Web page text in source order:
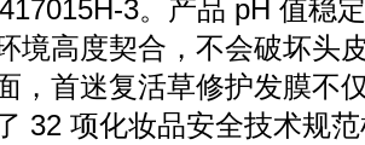
3。产品 pH 值稳
境高度契合，不会破坏头
，首迷复活草修护发膜不
32 项化妆品安全技术规